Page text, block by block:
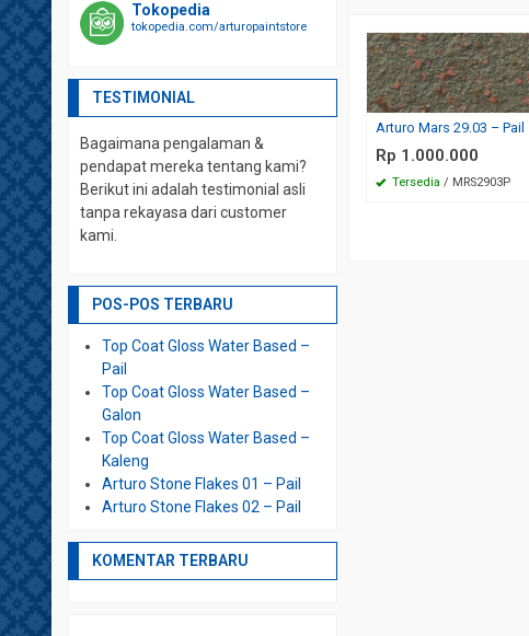
Arturo Mars 29.03 – Pail
Rp 1.000.000
Tersedia / MRS2903P
Tokopedia
tokopedia.com/arturopaintstore
TESTIMONIAL
Bagaimana pengalaman &
pendapat mereka tentang kami?
Berikut ini adalah testimonial asli
tanpa rekayasa dari customer
kami.
POS-POS TERBARU
Top Coat Gloss Water Based –
Pail
Top Coat Gloss Water Based –
Galon
Top Coat Gloss Water Based –
Kaleng
Arturo Stone Flakes 01 – Pail
Arturo Stone Flakes 02 – Pail
KOMENTAR TERBARU